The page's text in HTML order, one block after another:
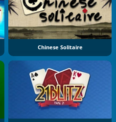
Chinese Solitaire